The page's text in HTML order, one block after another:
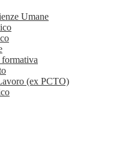
Umane
(ex PCTO)